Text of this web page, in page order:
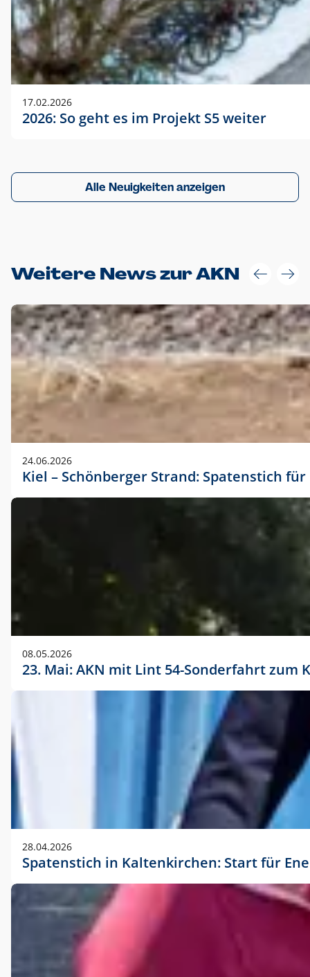
17.02.2026
2026: So geht es im Projekt S5 weiter
Alle Neuigkeiten anzeigen
Weitere News zur AKN
24.06.2026
Kiel – Schönberger Strand: Spatenstich
08.05.2026
23. Mai: AKN mit Lint 54-Sonderfahrt
28.04.2026
Spatenstich in Kaltenkirchen: Start für